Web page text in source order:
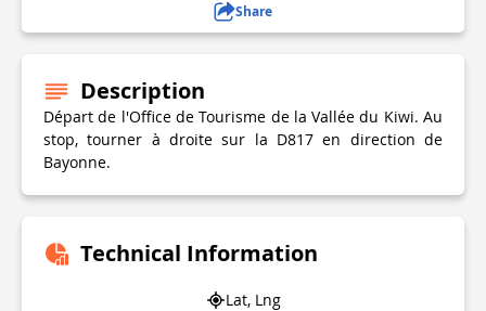
Share
Description
Départ de l'Office de Tourisme de la Vallée du Kiwi. Au
stop, tourner à droite sur la D817 en direction de
Bayonne.
Technical Information
Lat, Lng